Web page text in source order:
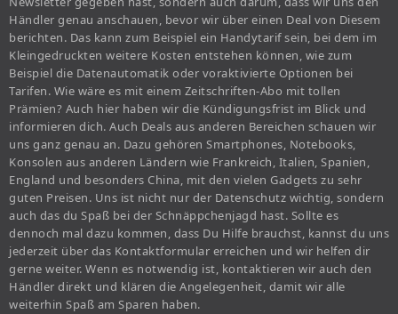
Händler genau anschauen, bevor wir über einen Deal von Diesem
berichten. Das kann zum Beispiel ein Handytarif sein, bei dem im
Kleingedruckten weitere Kosten entstehen können, wie zum
Beispiel die Datenautomatik oder voraktivierte Optionen bei
Tarifen. Wie wäre es mit einem Zeitschriften-Abo mit tollen
Prämien? Auch hier haben wir die Kündigungsfrist im Blick und
informieren dich. Auch Deals aus anderen Bereichen schauen wir
uns ganz genau an. Dazu gehören Smartphones, Notebooks,
Konsolen aus anderen Ländern wie Frankreich, Italien, Spanien,
England und besonders China, mit den vielen Gadgets zu sehr
guten Preisen. Uns ist nicht nur der Datenschutz wichtig, sondern
auch das du Spaß bei der Schnäppchenjagd hast. Sollte es
dennoch mal dazu kommen, dass Du Hilfe brauchst, kannst du uns
jederzeit über das Kontaktformular erreichen und wir helfen dir
gerne weiter. Wenn es notwendig ist, kontaktieren wir auch den
Händler direkt und klären die Angelegenheit, damit wir alle
weiterhin Spaß am Sparen haben.